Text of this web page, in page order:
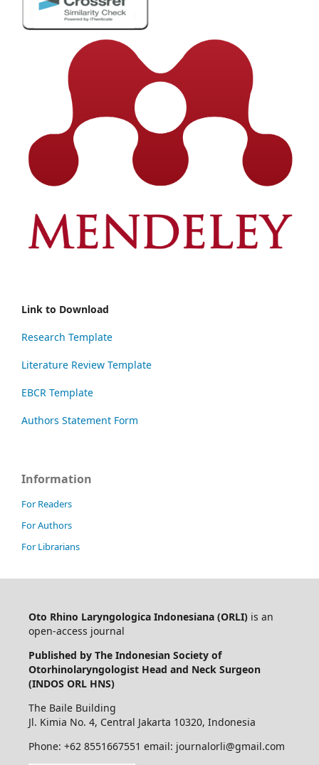
Link to Download
Research Template
Literature Review Template
EBCR Template
Authors Statement Form
Information
For Readers
For Authors
For Librarians
Oto Rhino Laryngologica Indonesiana (ORLI) is an
open-access journal
Published by The Indonesian Society of
Otorhinolaryngologist Head and Neck Surgeon
(INDOS ORL HNS)
The Baile Building
Jl. Kimia No. 4, Central Jakarta 10320, Indonesia
Phone: +62 8551667551 email: journalorli@gmail.com